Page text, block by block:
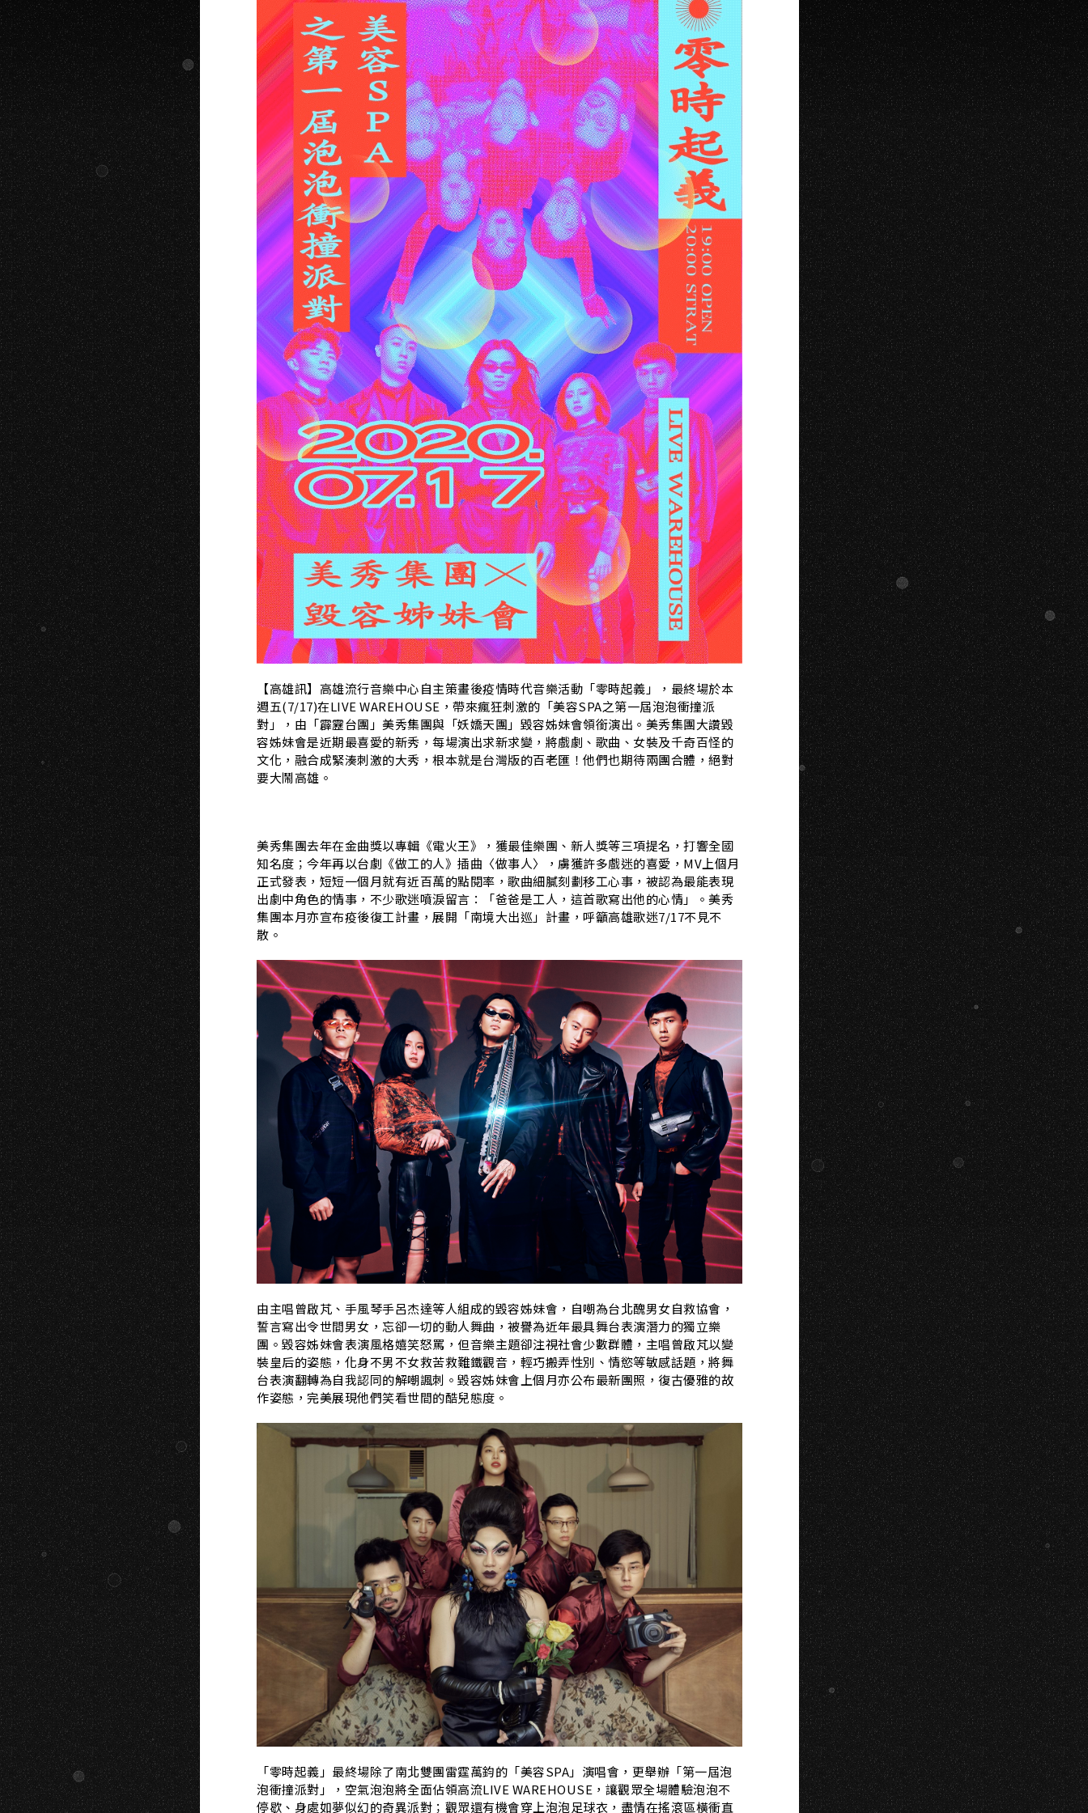
【高雄訊】高雄流行音樂中心自主策畫後疫情時代音樂活動「零時起義」，最終場於本
週五(7/17)在LIVE WAREHOUSE，帶來瘋狂刺激的「美容SPA之第一屆泡泡衝撞派
對」，由「霹靂台團」美秀集團與「妖嬌天團」毀容姊妹會領銜演出。美秀集團大讚毀
容姊妹會是近期最喜愛的新秀，每場演出求新求變，將戲劇、歌曲、女裝及千奇百怪的
文化，融合成緊湊刺激的大秀，根本就是台灣版的百老匯！他們也期待兩團合體，絕對
要大鬧高雄。
美秀集團去年在金曲獎以專輯《電火王》，獲最佳樂團、新人獎等三項提名，打響全國
知名度；今年再以台劇《做工的人》插曲〈做事人〉，虜獲許多戲迷的喜愛，MV上個月
正式發表，短短一個月就有近百萬的點閱率，歌曲細膩刻劃移工心事，被認為最能表現
出劇中角色的情事，不少歌迷噴淚留言：「爸爸是工人，這首歌寫出他的心情」。美秀
集團本月亦宣布疫後復工計畫，展開「南境大出巡」計畫，呼籲高雄歌迷7/17不見不
散。
由主唱曾啟芃、手風琴手呂杰達等人組成的毀容姊妹會，自嘲為台北醜男女自救協會，
誓言寫出令世間男女，忘卻一切的動人舞曲，被譽為近年最具舞台表演潛力的獨立樂
團。毀容姊妹會表演風格嬉笑怒罵，但音樂主題卻注視社會少數群體，主唱曾啟芃以變
裝皇后的姿態，化身不男不女救苦救難鐵觀音，輕巧搬弄性別、情慾等敏感話題，將舞
台表演翻轉為自我認同的解嘲諷刺。毀容姊妹會上個月亦公布最新團照，復古優雅的故
作姿態，完美展現他們笑看世間的酷兒態度。
「零時起義」最終場除了南北雙團雷霆萬鈞的「美容SPA」演唱會，更舉辦「第一屆泡
泡衝撞派對」，空氣泡泡將全面佔領高流LIVE WAREHOUSE，讓觀眾全場體驗泡泡不
停歇、身處如夢似幻的奇異派對；觀眾還有機會穿上泡泡足球衣，盡情在搖滾區橫衝直